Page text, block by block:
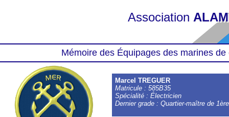
Association
Mémoire des Équipages des marines
Marcel TREGUER
Matricule : 585B35
Spécialité : Électricien
Dernier grade : Quartier-maître de